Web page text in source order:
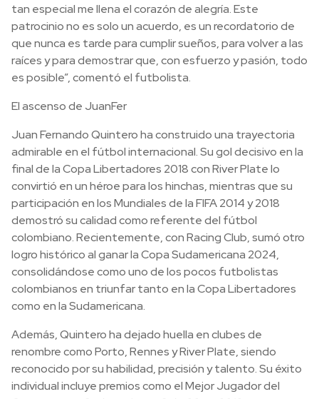
tan especial me llena el corazón de alegría. Este
patrocinio no es solo un acuerdo, es un recordatorio de
que nunca es tarde para cumplir sueños, para volver a las
raíces y para demostrar que, con esfuerzo y pasión, todo
es posible”, comentó el futbolista.
El ascenso de JuanFer
Juan Fernando Quintero ha construido una trayectoria
admirable en el fútbol internacional. Su gol decisivo en la
final de la Copa Libertadores 2018 con River Plate lo
convirtió en un héroe para los hinchas, mientras que su
participación en los Mundiales de la FIFA 2014 y 2018
demostró su calidad como referente del fútbol
colombiano. Recientemente, con Racing Club, sumó otro
logro histórico al ganar la Copa Sudamericana 2024,
consolidándose como uno de los pocos futbolistas
colombianos en triunfar tanto en la Copa Libertadores
como en la Sudamericana.
Además, Quintero ha dejado huella en clubes de
renombre como Porto, Rennes y River Plate, siendo
reconocido por su habilidad, precisión y talento. Su éxito
individual incluye premios como el Mejor Jugador del